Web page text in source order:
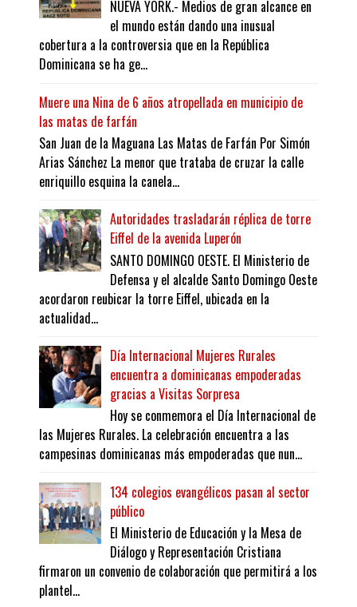
NUEVA YORK.- Medios de gran alcance en
el mundo están dando una inusual
cobertura a la controversia que en la República
Dominicana se ha ge...
Muere una Nina de 6 años atropellada en municipio de
las matas de farfán
San Juan de la Maguana Las Matas de Farfán Por Simón
Arias Sánchez La menor que trataba de cruzar la calle
enriquillo esquina la canela...
Autoridades trasladarán réplica de torre
Eiffel de la avenida Luperón
SANTO DOMINGO OESTE. El Ministerio de
Defensa y el alcalde Santo Domingo Oeste
acordaron reubicar la torre Eiffel, ubicada en la
actualidad...
Día Internacional Mujeres Rurales
encuentra a dominicanas empoderadas
gracias a Visitas Sorpresa
Hoy se conmemora el Día Internacional de
las Mujeres Rurales. La celebración encuentra a las
campesinas dominicanas más empoderadas que nun...
134 colegios evangélicos pasan al sector
público
El Ministerio de Educación y la Mesa de
Diálogo y Representación Cristiana
firmaron un convenio de colaboración que permitirá a los
plantel...